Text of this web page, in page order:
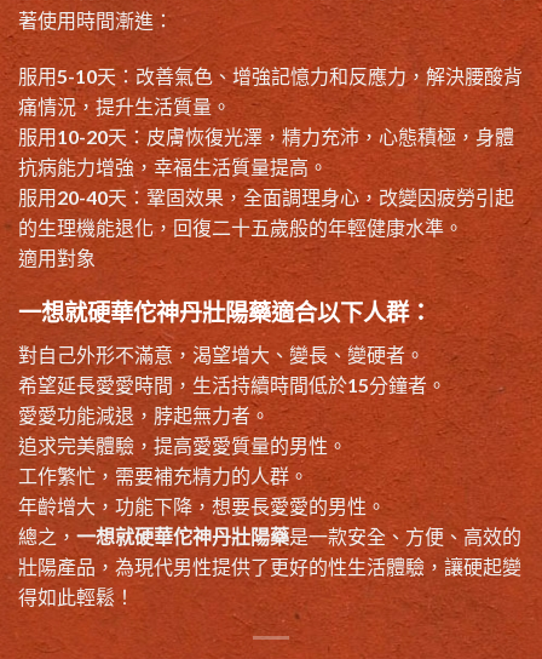
著使用時間漸進：
服用5-10天：改善氣色、增強記憶力和反應力，解決腰酸背
痛情況，提升生活質量。
服用10-20天：皮膚恢復光澤，精力充沛，心態積極，身體
抗病能力增強，幸福生活質量提高。
服用20-40天：鞏固效果，全面調理身心，改變因疲勞引起
的生理機能退化，回復二十五歲般的年輕健康水準。
適用對象
一想就硬華佗神丹壯陽藥適合以下人群：
對自己外形不滿意，渴望增大、變長、變硬者。
希望延長愛愛時間，生活持續時間低於15分鐘者。
愛愛功能減退，脖起無力者。
追求完美體驗，提高愛愛質量的男性。
工作繁忙，需要補充精力的人群。
年齡增大，功能下降，想要長愛愛的男性。
總之， 一想就硬華佗神丹壯陽藥是一款安全、方便、高效的
壯陽產品，為現代男性提供了更好的性生活體驗，讓硬起變
得如此輕鬆！